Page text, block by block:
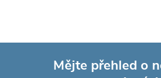
Mějte přehled o